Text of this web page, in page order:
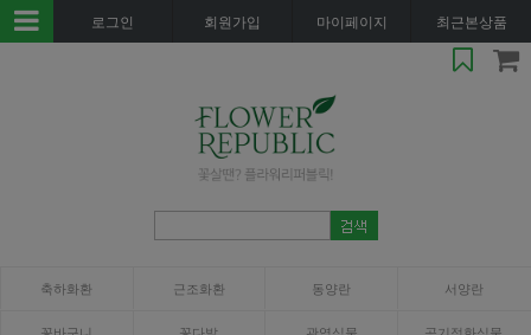
로그인 회원가입 마이페이지 최근본상품
축하화환 근조화환 동양란 서양란
꽃바구니 꽃다발 관엽식물 공기정화식물